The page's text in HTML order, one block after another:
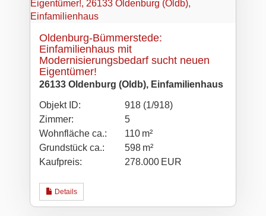
Oldenburg-Bümmerstede:
Einfamilienhaus mit
Modernisierungsbedarf sucht neuen
Eigentümer!
26133 Oldenburg (Oldb), Einfamilienhaus
Objekt ID:
918 (1/918)
Zimmer:
5
Wohnfläche ca.:
110 m²
Grund­stück ca.:
598 m²
Kaufpreis:
278.000 EUR
Details